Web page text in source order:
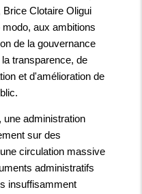
Brice Clotaire Oligui
aux ambitions
de la gouvernance
transparence, de
et d'amélioration de
une administration
sur des
circulation massive
administratifs
insuffisamment